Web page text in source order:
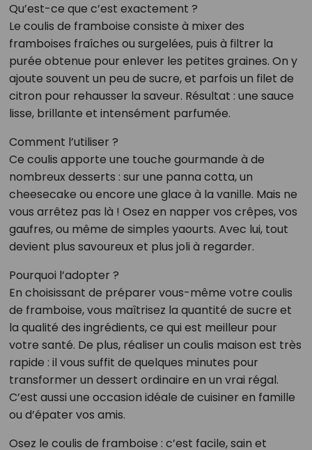
Qu’est-ce que c’est exactement ?
Le coulis de framboise consiste à mixer des
framboises fraîches ou surgelées, puis à filtrer la
purée obtenue pour enlever les petites graines. On y
ajoute souvent un peu de sucre, et parfois un filet de
citron pour rehausser la saveur. Résultat : une sauce
lisse, brillante et intensément parfumée.
Comment l’utiliser ?
Ce coulis apporte une touche gourmande à de
nombreux desserts : sur une panna cotta, un
cheesecake ou encore une glace à la vanille. Mais ne
vous arrêtez pas là ! Osez en napper vos crêpes, vos
gaufres, ou même de simples yaourts. Avec lui, tout
devient plus savoureux et plus joli à regarder.
Pourquoi l’adopter ?
En choisissant de préparer vous-même votre coulis
de framboise, vous maîtrisez la quantité de sucre et
la qualité des ingrédients, ce qui est meilleur pour
votre santé. De plus, réaliser un coulis maison est très
rapide : il vous suffit de quelques minutes pour
transformer un dessert ordinaire en un vrai régal.
C’est aussi une occasion idéale de cuisiner en famille
ou d’épater vos amis.
Osez le coulis de framboise : c’est facile, sain et